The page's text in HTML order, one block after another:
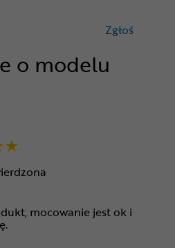
o modelu
Zgłoś
mocowanie jest ok i